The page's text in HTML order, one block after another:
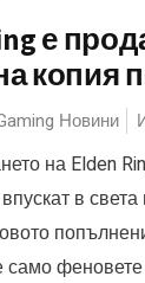
е
копия
Новини
на Elden
в
само феновете